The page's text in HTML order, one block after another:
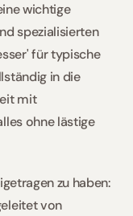
wichtige
spezialisierten
für typische
in die
mit
ohne lästige
zu haben:
von